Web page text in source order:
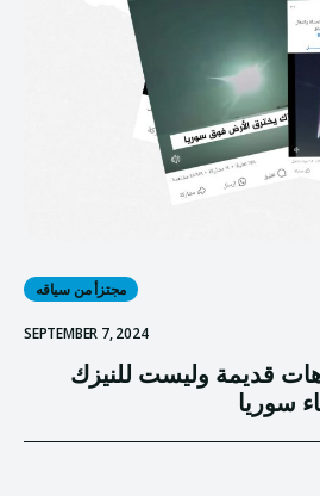
مجتزأ من سياقه
SEPTEMBER 7, 2024
قديمة وليست للنيزك
سوريا